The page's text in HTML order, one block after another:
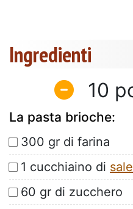
Ingredienti
10
La pasta brioche:
300 gr di farina
1 cucchiaino di sale
60 gr di zucchero